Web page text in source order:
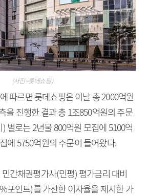
(사진=롯데쇼핑)
따르면 롯데쇼핑은 이날 총 2000억원
을 진행한 결과 총 1조850억원의 주문
별로는 2년물 800억원 모집에 5100억
에 5750억원의 주문이 들어왔다.
간채권평가사(민평) 평가금리 대비
포인트)를 가산한 이자율을 제시한 가